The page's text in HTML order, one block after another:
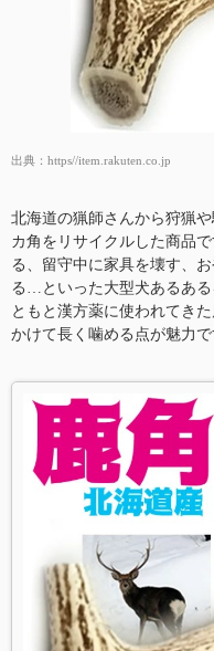
出典： https//item.rakuten.co.jp
北海道の猟師さんから狩猟
カ角をリサイクルした商品
る、留守中に家具を壊す、
る…といった大型犬あるあ
ともと漢方薬に使われてき
かけて長く噛める点が魅力で